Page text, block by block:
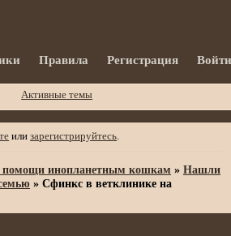
Правила Регистрация
Активные темы
илизарегистрируйтесь.
инопланетным кошкам »Нашли
»Сфинкс в ветклинике на